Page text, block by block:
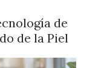
de
de la Piel